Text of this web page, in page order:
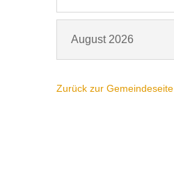
August 2026
Zurück zur Gemeindeseite